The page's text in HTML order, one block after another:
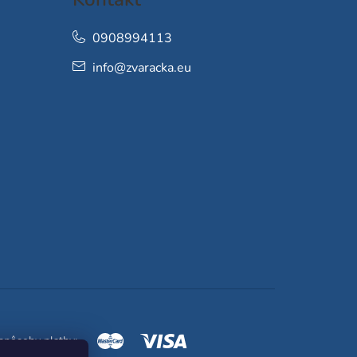
info@zvaracka.eu
0908994113
platby: